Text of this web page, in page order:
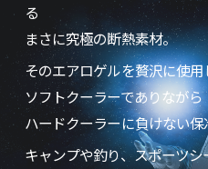
る
まさに究極の断熱素材。
そのエアロゲルを贅沢に使用
ソフトクーラーでありながら
ハードクーラーに負けない
キャンプや釣り、スポーツ